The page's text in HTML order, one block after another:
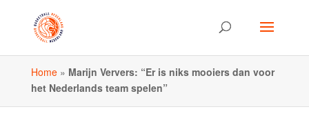
Home» Marijn Ververs: “Er is niks mooiers dan voor
het Nederlands team spelen”